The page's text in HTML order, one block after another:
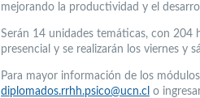
mejorando la productividad y el
Serán 14 unidades temáticas, con 204
presencial y se realizarán los viernes y
Para mayor información de los
diplomados.rrhh.psico@ucn.cl o